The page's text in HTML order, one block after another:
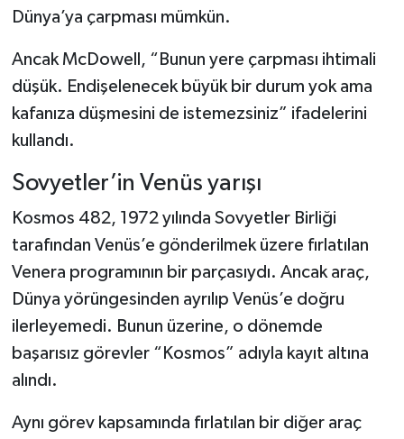
Dünya’ya çarpması mümkün.
Ancak McDowell, “Bunun yere çarpması ihtimali
düşük. Endişelenecek büyük bir durum yok ama
kafanıza düşmesini de istemezsiniz” ifadelerini
kullandı.
Sovyetler’in Venüs yarışı
Kosmos 482, 1972 yılında Sovyetler Birliği
tarafından Venüs’e gönderilmek üzere fırlatılan
Venera programının bir parçasıydı. Ancak araç,
Dünya yörüngesinden ayrılıp Venüs’e doğru
ilerleyemedi. Bunun üzerine, o dönemde
başarısız görevler “Kosmos” adıyla kayıt altına
alındı.
Aynı görev kapsamında fırlatılan bir diğer araç